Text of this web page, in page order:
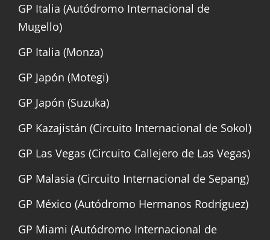
GP Italia (Autódromo Internacional de
Mugello)
GP Italia (Monza)
GP Japón (Motegi)
GP Japón (Suzuka)
GP Kazajistán (Circuito Internacional de Sokol)
GP Las Vegas (Circuito Callejero de Las Vegas)
GP Malasia (Circuito Internacional de Sepang)
GP México (Autódromo Hermanos Rodríguez)
GP Miami (Autódromo Internacional de